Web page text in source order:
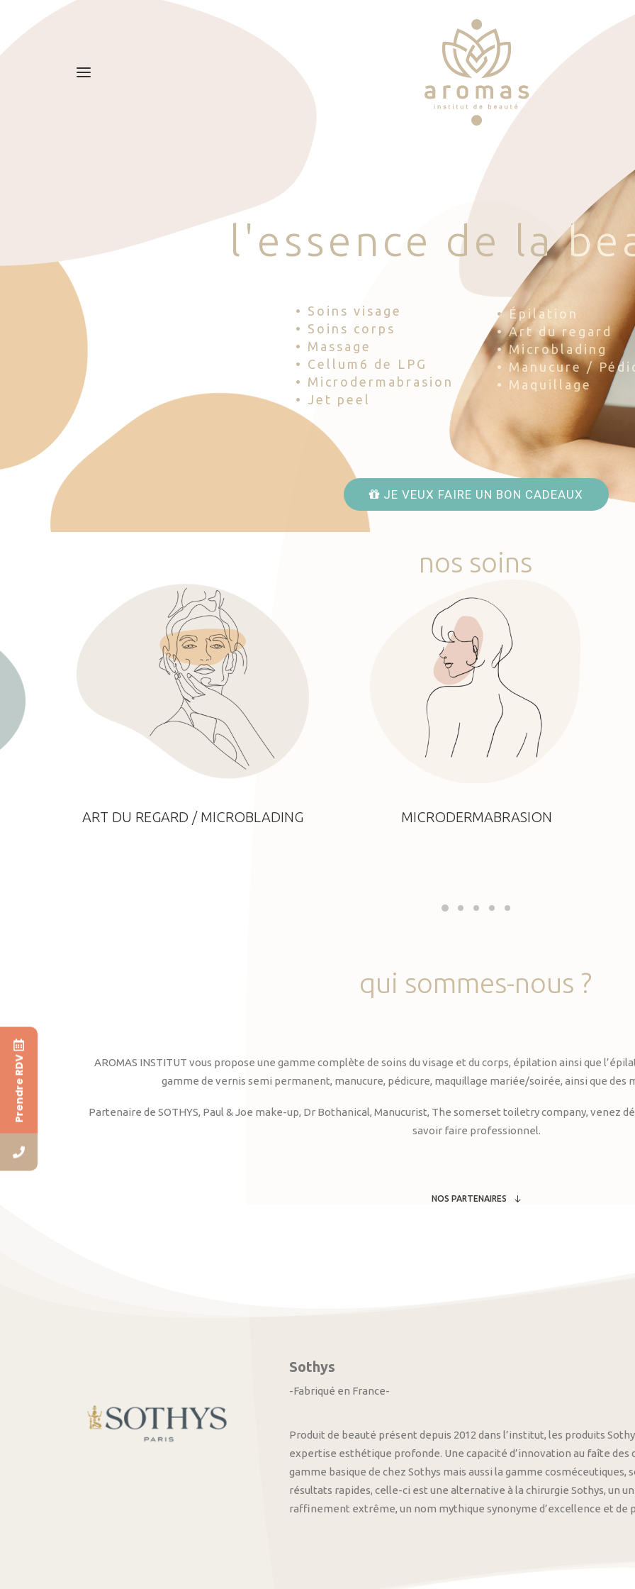
l 'esse nce d e la be
• Soins visage
• Soins corps
• Massage
• Cellum6 de LPG
• Microdermabrasion
• Jet peel
• Épilation
• Art du regard
• Microblading
• Manucure /
• Maquillage
JE VEUX FAIRE UN BON CADEAUX
nos soins
ART DU REGARD / MICROBLADING MICRODERMABRASION
qui sommes-nous ?
AROMAS INSTITUT vous propose une gamme complète de soins du visage et du corps, épilation ainsi que
gamme de vernis semi permanent, manucure, pédicure, maquillage mariée/soirée, ainsi que des
Partenaire de SOTHYS, Paul & Joe make-up, Dr Bothanical, Manucurist, The somerset toiletry company, venez
savoir faire professionnel.
NOS PARTENAIRES
Sothys
-Fabriqué en France-
Produit de beauté présent depuis 2012 dans l’institut, les produits
expertise esthétique profonde. Une capacité d’innovation au faîte
gamme basique de chez Sothys mais aussi la gamme
résultats rapides, celle-ci est une alternative à la chirurgie Sothys, un
raffinement extrême, un nom mythique synonyme d’excellence et de
Prendre RDV